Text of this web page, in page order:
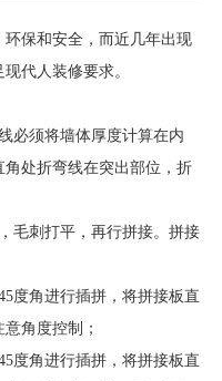
保和安全，而近几年出现
代人装修要求。
必须将墙体厚度计算在内
角处折弯线在突出部位，折
毛刺打平，再行拼接。拼接
度角进行插拼，将拼接板直
角度控制；
度角进行插拼，将拼接板直